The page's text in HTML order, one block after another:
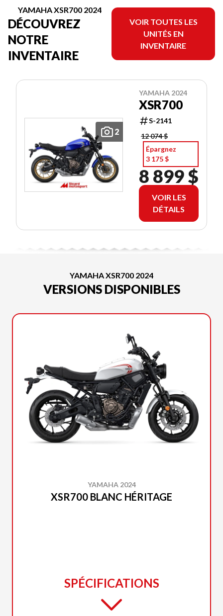
YAMAHA XSR700 2024
DÉCOUVREZ
NOTRE
INVENTAIRE
VOIR TOUTES LES
UNITÉS EN
INVENTAIRE
2
YAMAHA 2024
XSR700
S-2141
12 074 $
Épargnez
3 175 $
8 899 $
VOIR LES
DÉTAILS
YAMAHA XSR700 2024
VERSIONS DISPONIBLES
YAMAHA 2024
XSR700 BLANC HÉRITAGE
SPÉCIFICATIONS